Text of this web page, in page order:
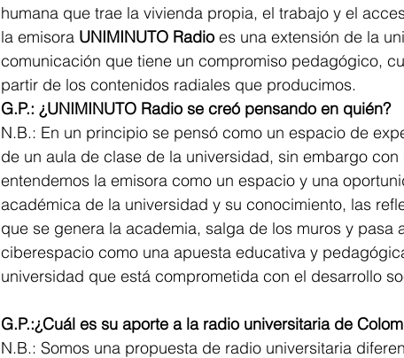
humana que trae la vivienda propia, el trabajo y el
la emisora UNIMINUTO Radio es una extensión de la
comunicación que tiene un compromiso pedagógico,
partir de los contenidos radiales que producimos.
G.P.: ¿UNIMINUTO Radio se creó pensando en quién?
N.B.: En un principio se pensó como un espacio de
de un aula de clase de la universidad, sin embargo
entendemos la emisora como un espacio y una
académica de la universidad y su conocimiento, las
que se genera la academia, salga de los muros y pasa
ciberespacio como una apuesta educativa y
universidad que está comprometida con el desarrollo
G.P.:¿Cuál es su aporte a la radio universitaria de
N.B.: Somos una propuesta de radio universitaria